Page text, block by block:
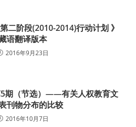
二阶段(2010-2014)行动计划 》
语翻译版本
2016年9月23日
5期（节选）——有关人权教育文
刊物分布的比较
2016年10月7日